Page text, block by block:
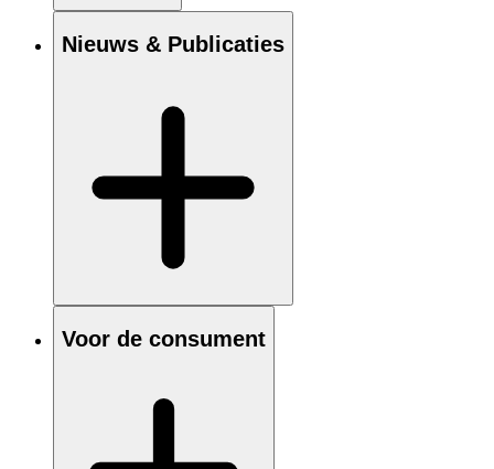
Nieuws & Publicaties
Voor de consument